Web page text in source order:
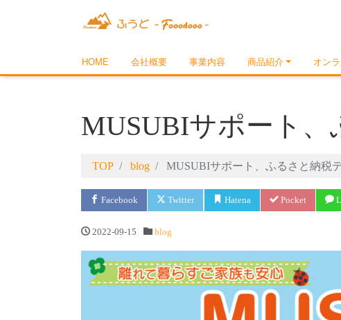
HOME 会社概要 事業内容 商品紹介 オン
MUSUBIサポート、
TOP blog MUSUBIサポート、ふるさと納税
Facebook Twitter Hatena Pocket
2022-09-15 blog